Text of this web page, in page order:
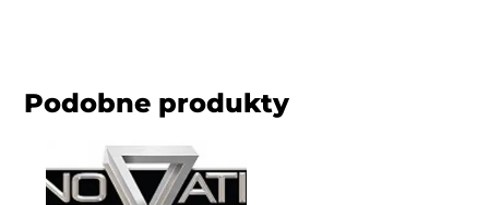
Podobne produkty